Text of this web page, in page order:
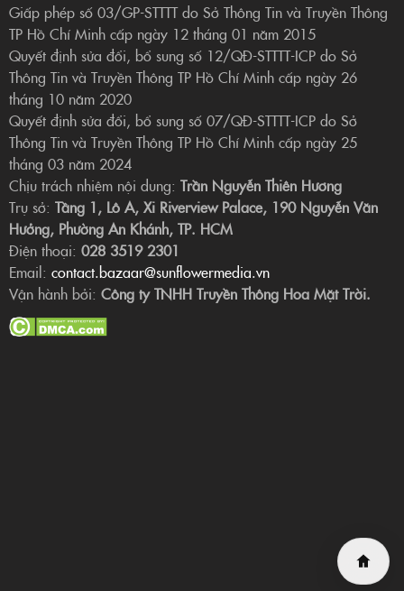
Giấp phép số 03/GP-STTTT do Sở Thông Tin và Truyền Thông
TP Hồ Chí Minh cấp ngày 12 tháng 01 năm 2015
Quyết định sửa đổi, bổ sung số 12/QĐ-STTTT-ICP do Sở
Thông Tin và Truyền Thông TP Hồ Chí Minh cấp ngày 26
tháng 10 năm 2020
Quyết định sửa đổi, bổ sung số 07/QĐ-STTTT-ICP do Sở
Thông Tin và Truyền Thông TP Hồ Chí Minh cấp ngày 25
tháng 03 năm 2024
Chịu trách nhiệm nội dung: Trần Nguyễn Thiên Hương
Trụ sở: Tầng 1, Lô A, Xi Riverview Palace, 190 Nguyễn Văn
Hưởng, Phường An Khánh, TP. HCM
Điện thoại: 028 3519 2301
Email: contact.bazaar@sunflowermedia.vn
Vận hành bởi: Công ty TNHH Truyền Thông Hoa Mặt Trời.